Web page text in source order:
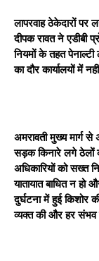
लापरवाह ठेकेदारों पर
दीपक रावत ने एडीबी
नियमों के तहत
का दौर कार्यालयों में
अमरावती मुख्य मार्ग से
सड़क किनारे लगे ठेलों
अधिकारियों को सख्त
यातायात बाधित न
दुर्घटना में हुई किशोर
व्यक्त की और हर संभव